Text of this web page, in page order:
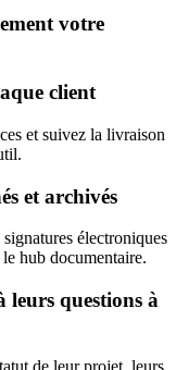
votre
client
et suivez la livraison
et archivés
électroniques
hub documentaire.
questions à
de leur projet, leurs